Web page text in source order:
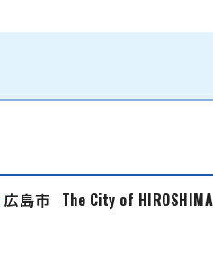
広島市 The City of HIROSHIMA